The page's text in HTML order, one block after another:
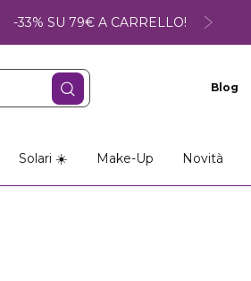
-33% SU 79€ A CARRELLO!
Blog
Solari ☀️ Make-Up Novità